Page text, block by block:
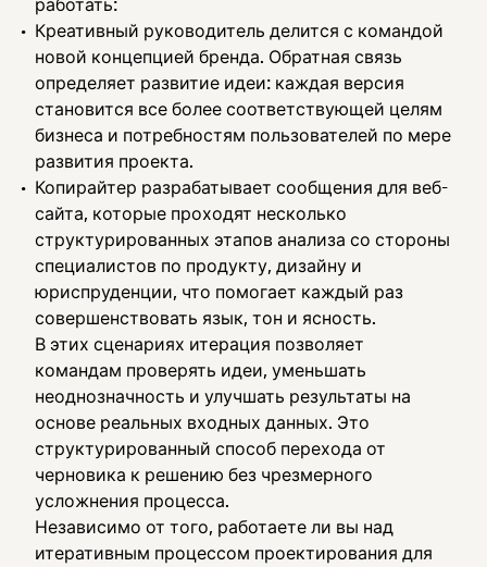
работать:
Креативный руководитель делится с командой
новой концепцией бренда. Обратная связь
определяет развитие идеи: каждая версия
становится все более соответствующей целям
бизнеса и потребностям пользователей по мере
развития проекта.
Копирайтер разрабатывает сообщения для веб-
сайта, которые проходят несколько
структурированных этапов анализа со стороны
специалистов по продукту, дизайну и
юриспруденции, что помогает каждый раз
совершенствовать язык, тон и ясность.
В этих сценариях итерация позволяет
командам проверять идеи, уменьшать
неоднозначность и улучшать результаты на
основе реальных входных данных. Это
структурированный способ перехода от
черновика к решению без чрезмерного
усложнения процесса.
Независимо от того, работаете ли вы над
итеративным процессом проектирования для